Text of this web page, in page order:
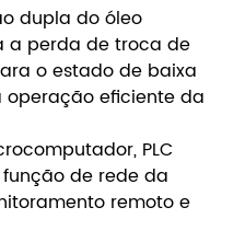
dupla do óleo
a perda de troca de
o estado de baixa
operação eficiente da
PLC
de rede da
remoto e